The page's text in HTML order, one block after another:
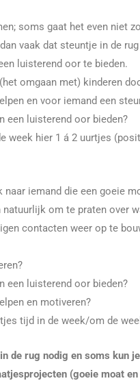
soms gaat het even niet
vaak dat steuntje in de
luisterend oor te bieden.
omgaan met) kinderen
en voor iemand een
een luisterend oor bieden?
week hier 1 á 2 uurtjes
naar iemand die een goeie
om te praten over
contacten weer op te
een luisterend oor bieden?
en motiveren?
tijd in de week/om de
de rug nodig en soms kun
(goeie moat